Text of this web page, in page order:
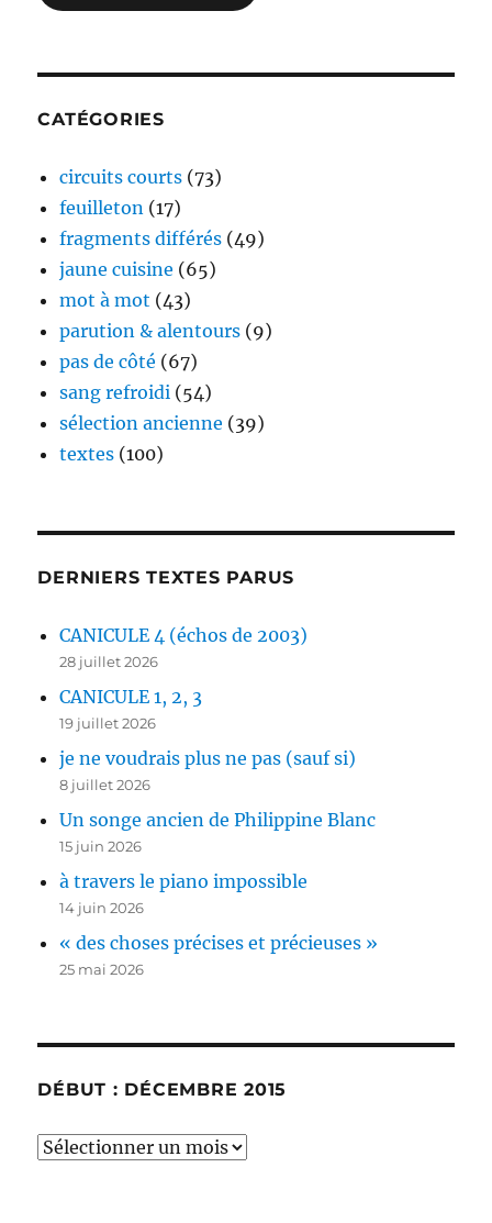
CATÉGORIES
circuits courts (73)
feuilleton (17)
fragments différés (49)
jaune cuisine (65)
mot à mot (43)
parution & alentours (9)
pas de côté (67)
sang refroidi (54)
sélection ancienne (39)
textes (100)
DERNIERS TEXTES PARUS
CANICULE 4 (échos de 2003)
28 juillet 2026
CANICULE 1, 2, 3
19 juillet 2026
je ne voudrais plus ne pas (sauf si)
8 juillet 2026
Un songe ancien de Philippine Blanc
15 juin 2026
à travers le piano impossible
14 juin 2026
« des choses précises et précieuses »
25 mai 2026
DÉBUT : DÉCEMBRE 2015
début